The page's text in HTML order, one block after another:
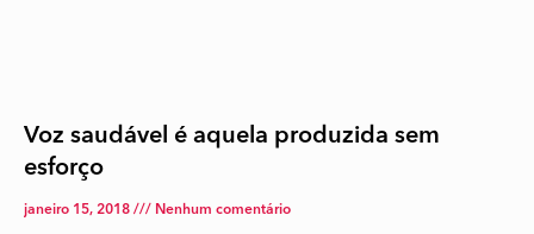
Voz saudável é aquela produzida sem
esforço
janeiro 15, 2018 Nenhum comentário